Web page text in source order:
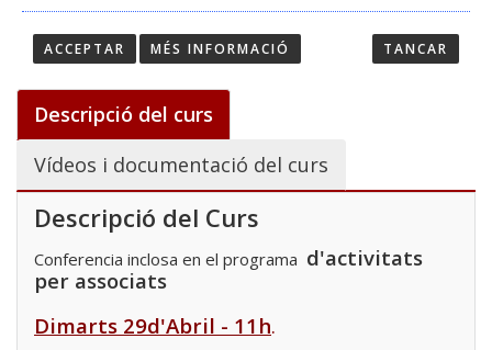
"PSICOLOGIA. L'IMPACTE DE L'ENTORN SOCIAL"
Descripció del curs
Vídeos i documentació del curs
Descripció del Curs
Conferencia inclosa en el programa d'activitats
per associats
Dimarts 29d'Abril - 11h.
ACCEPTAR MÉS INFORMACIÓ TANCAR